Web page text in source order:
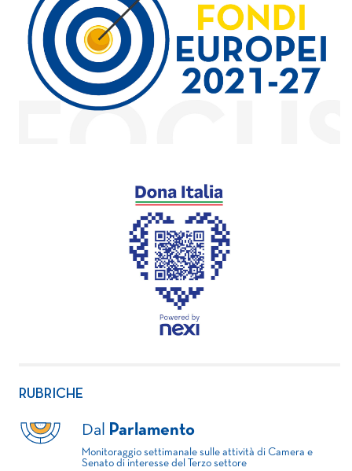
RUBRICHE
Dal Parlamento
Monitoraggio settimanale sulle attività di Camera e
Senato di interesse del Terzo settore